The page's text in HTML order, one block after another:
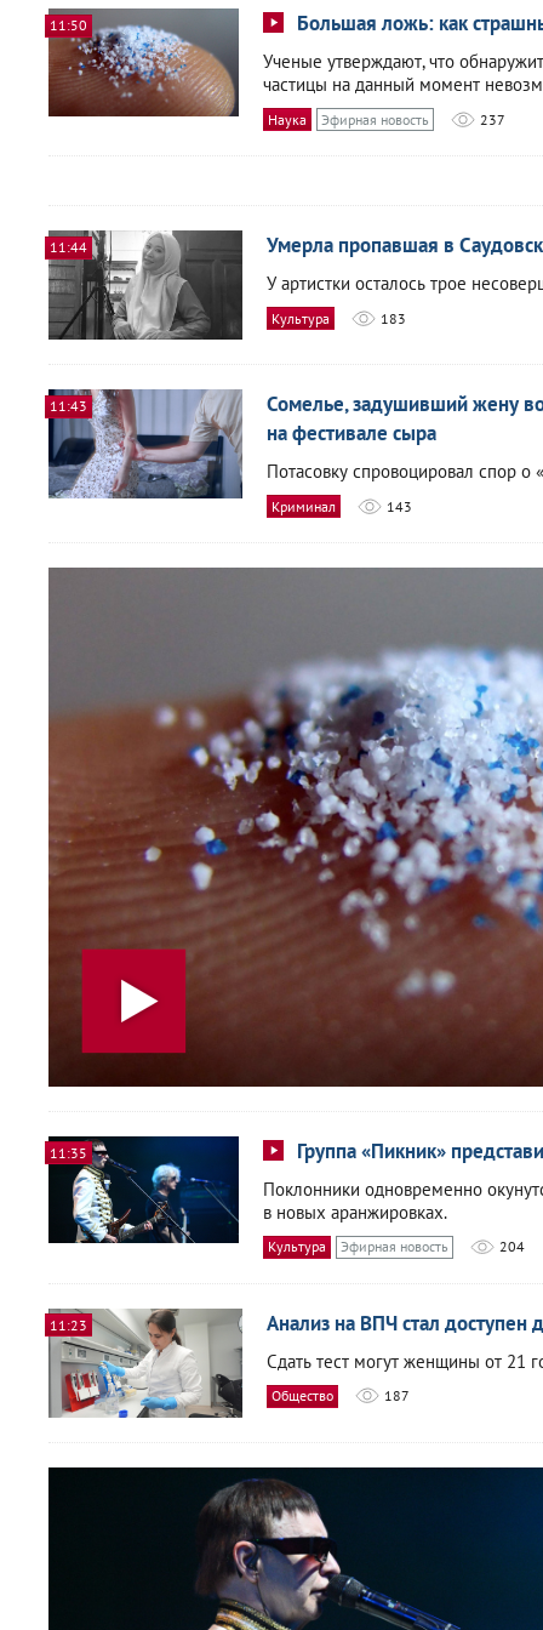
11:50 Большая ложь: как
Ученые утверждают, что
частицы на данный момент
Наука Эфирная новость 237
11:44 Умерла пропавшая в
У артистки осталось трое
Культура 183
11:43
Сомелье, задушивший жену
на фестивале сыра
Потасовку спровоцировал спор
Криминал 143
11:35 Группа «Пикник»
Поклонники одновременно
в новых аранжировках.
Культура Эфирная новость 204
11:23 Анализ на ВПЧ стал
Сдать тест могут женщины от 21
Общество 187